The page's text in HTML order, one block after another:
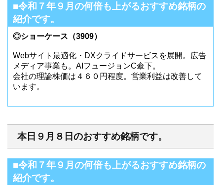
■令和７年９月の何倍も上がるおすすめ銘柄の
紹介です。
◎ショーケース（3909）
Webサイト最適化・DXクライドサービスを展開。広告
メディア事業も。AIフュージョンC傘下。
会社の理論株価は４６０円程度。営業利益は改善して
います。
本日９月８日のおすすめ銘柄です。
■令和７年９月の何倍も上がるおすすめ銘柄の
紹介です。